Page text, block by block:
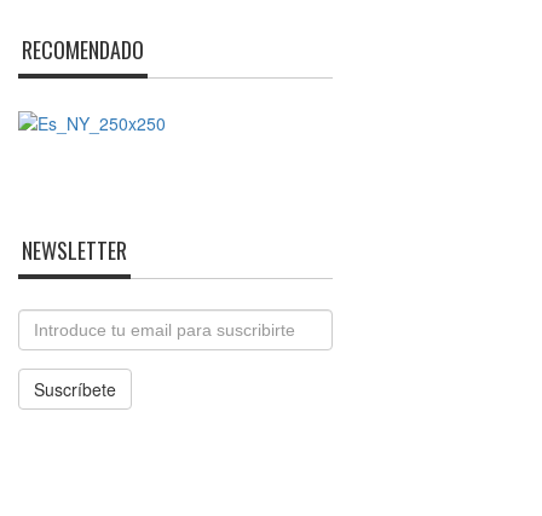
RECOMENDADO
NEWSLETTER
Email
Suscríbete